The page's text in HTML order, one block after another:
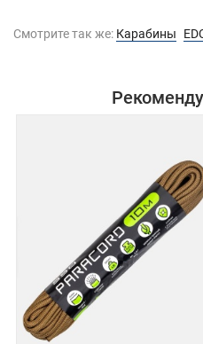
уверенными в сохранности
прочную конструкцию и
выдерживает небольшие
использования в
для использования в
или других ситуациях,
способности карабина.
Прочие параметры:
Материал
Макс. нагрузка по
Высота 8,5 см, ширина
Смотрите так же: Карабины